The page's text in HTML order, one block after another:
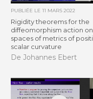
PUBLIÉE LE11 MARS 2022
Rigidity theorems for the
diffeomorphism action on
spaces of metrics of
scalar curvature
De Johannes Ebert